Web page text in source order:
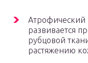
развивается
рубцовой
растяжению